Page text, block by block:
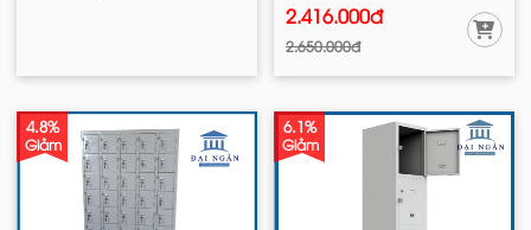
2.416.000đ
2.650.000đ
4.8%
Giảm
6.1%
Giảm